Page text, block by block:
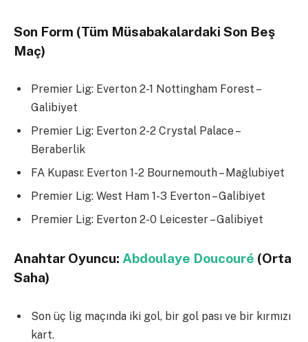
Son Form (Tüm Müsabakalardaki Son Beş
Maç)
Premier Lig: Everton 2-1 Nottingham Forest –
Galibiyet
Premier Lig: Everton 2-2 Crystal Palace –
Beraberlik
FA Kupası: Everton 1-2 Bournemouth – Mağlubiyet
Premier Lig: West Ham 1-3 Everton – Galibiyet
Premier Lig: Everton 2-0 Leicester – Galibiyet
Anahtar Oyuncu: Abdoulaye Doucouré (Orta
Saha)
Son üç lig maçında iki gol, bir gol pası ve bir kırmızı
kart.